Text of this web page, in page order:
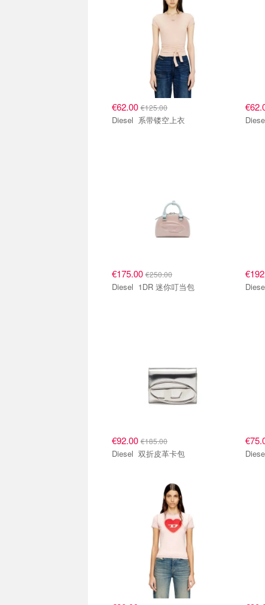
€62.00 €125.00
Diesel 系带镂空上衣
€175.00 €250.00
Diesel 1DR 迷你叮当包
€92.00 €185.00
Diesel 双折皮革卡包